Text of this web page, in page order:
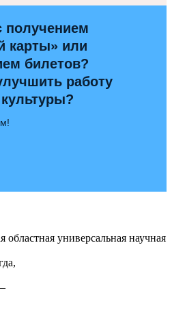
получением
карты» или
билетов?
работу
универсальная научная